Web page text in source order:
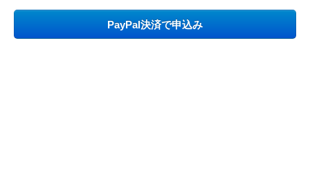
PayPal決済で申込み